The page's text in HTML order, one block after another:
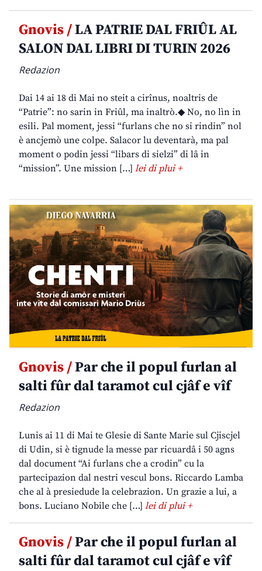
Gnovis /LA PATRIE DAL FRIÛL AL
SALON DAL LIBRI DI TURIN 2026
Redazion
Dai 14 ai 18 di Mai no steit a cirînus, noaltris de
“Patrie”: no sarin in Friûl, ma inaltrò.◆ No, no lìn in
esili. Pal moment, jessi “furlans che no si rindin” nol
è ancjemò une colpe. Salacor lu deventarà, ma pal
moment o podin jessi “libars di sielzi” di lâ in
“mission”. Une mission […] lei di plui +
Gnovis /Par che il popul furlan al
salti fûr dal taramot cul cjâf e vîf
Redazion
Lunis ai 11 di Mai te Glesie di Sante Marie sul Cjiscjel
di Udin, si è tignude la messe par ricuardâ i 50 agns
dal document “Ai furlans che a crodin” cu la
partecipazion dal nestri vescul bons. Riccardo Lamba
che al à presiedude la celebrazion. Un grazie a lui, a
bons. Luciano Nobile che […] lei di plui +
Gnovis /Par che il popul furlan al
salti fûr dal taramot cul cjâf e vîf